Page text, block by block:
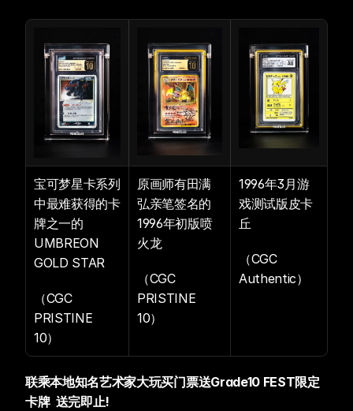
宝可梦星卡系列
中最难获得的卡
牌之一的
UMBREON
GOLD STAR
（CGC
PRISTINE
10）
原画师有田满
弘亲笔签名的
1996年初版喷
火龙
（CGC
PRISTINE
10）
1996年3月游
戏测试版皮卡
丘
（CGC
Authentic）
联乘本地知名艺术家大玩买门票送Grade10 FEST限定
卡牌  送完即止!